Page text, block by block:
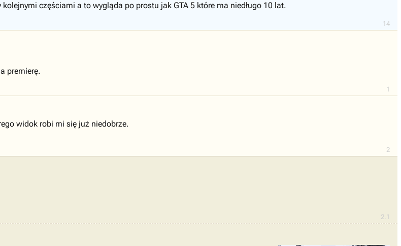
14
częściami a to wygląda po prostu jak GTA 5 które ma niedługo 10 lat.
1
premierę.
2
widok robi mi się już niedobrze.
2.1